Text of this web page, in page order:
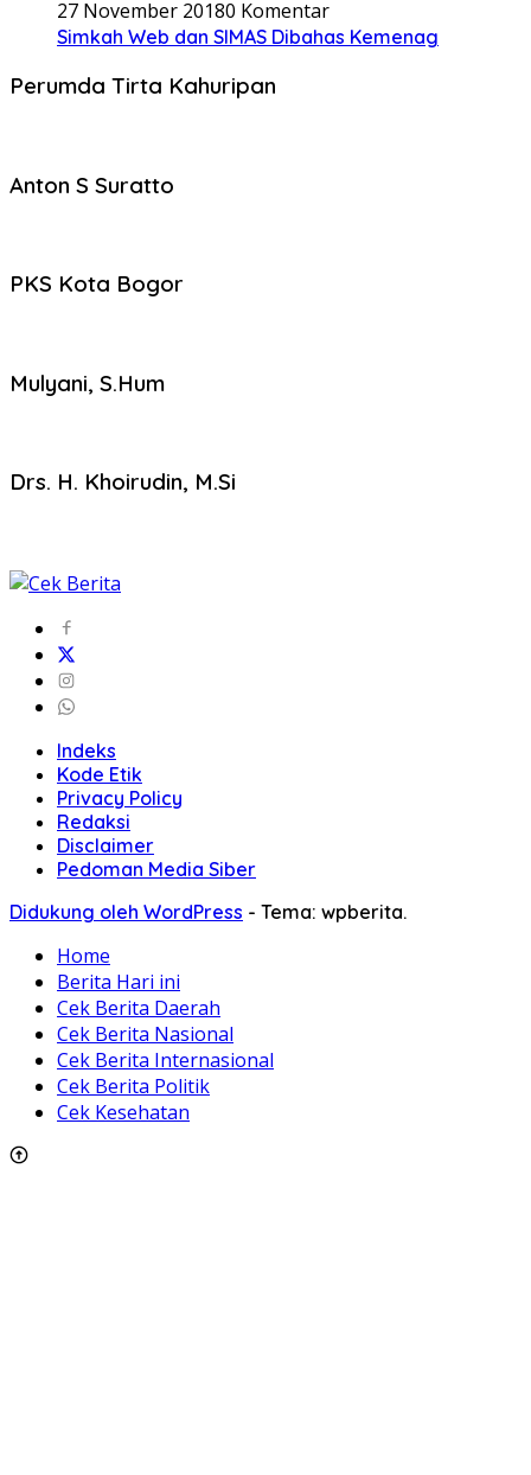
27 November 20180 Komentar
Simkah Web dan SIMAS Dibahas Kemenag
Perumda Tirta Kahuripan
Anton S Suratto
PKS Kota Bogor
Mulyani, S.Hum
Drs. H. Khoirudin, M.Si
Indeks
Kode Etik
Privacy Policy
Redaksi
Disclaimer
Pedoman Media Siber
Didukung oleh WordPress - Tema: wpberita.
Home
Berita Hari ini
Cek Berita Daerah
Cek Berita Nasional
Cek Berita Internasional
Cek Berita Politik
Cek Kesehatan